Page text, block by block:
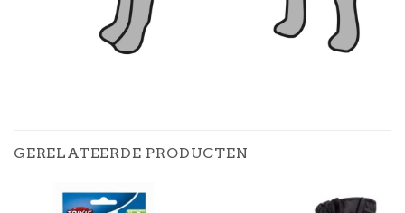
GERELATEERDE PRODUCTEN